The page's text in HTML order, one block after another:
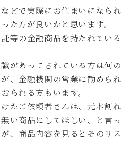
どで実際にお住まいになられ
た方が良いかと思います。
等の金融商品を持たれている
があってされている方は何の
、金融機関の営業に勧められ
られる方もいます。
たご依頼者さんは、元本割れ
い商品にしてほしい、と言っ
、商品内容を見るとそのリス